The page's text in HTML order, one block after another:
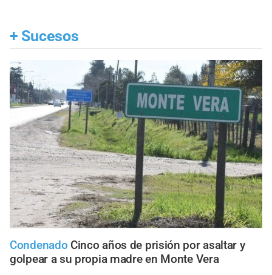
+ Sucesos
Condenado Cinco años de prisión por asaltar y
golpear a su propia madre en Monte Vera